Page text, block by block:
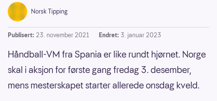
Norsk Tipping
Publisert: 23. november 2021 Endret: 3. januar 2023
Håndball-VM fra Spania er like rundt hjørnet. Norge
skal i aksjon for første gang fredag 3. desember,
mens mesterskapet starter allerede onsdag kveld.